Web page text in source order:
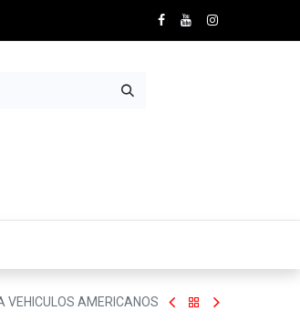
VEHICULOS AMERICANOS